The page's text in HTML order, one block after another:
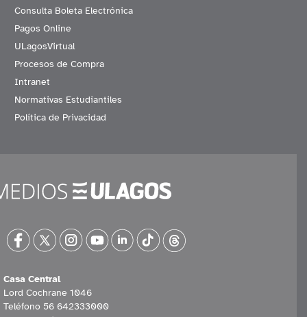
Consulta Boleta Electrónica
Pagos Online
ULagosVirtual
Procesos de Compra
Intranet
Normativas Estudiantiles
Política de Privacidad
Casa Central
Lord Cochrane 1046
Teléfono 56 642333000